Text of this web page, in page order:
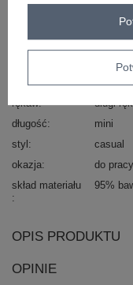
RUE
wzór
gładki
dekolt
serek /
rękaw
długi
długość
mini
styl
casual
okazja
do pracy
skład materiału
95%
OPIS PRODUKTU
OPINIE